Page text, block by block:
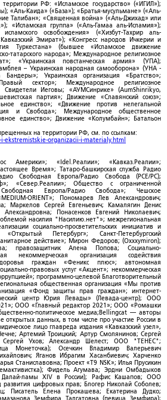
РФ: «Исламское государство» («ИГИЛ»);
«Аль-Каида» («База»); «Братья-мусульмане» («Аль-
Талибан»; «Священная война» («Аль-Джихад» или
«Исламская группа» («Аль-Гамаа аль-Исламия»);
освобождения» («Хизбут-Тахрир аль-
Эмират»); «Конгресс народов Ичкерии и
Туркестана» (бывшее «Исламское движение
татарского народа»; Международное религиозное
«Украинская повстанческая армия» (УПА);
– Украинская народная самооборона» (УНА -
Украинская организация «Братство»;
сектор»; Международное религиозное
Иеговы; «АУМСинрике» (AumShinrikyo,
партия»; Движение «Славянский союз»;
единство»; «Движение против нелегальной
и Свобода»; Международное общественное
единство»; Движение «Колумбайн»; Батальон
на территории РФ, см. по ссылкам:
ekstremistskie-organizacii-i-materialy.html
Америки»; «Idel.Реалии»; «Кавказ.Реалии»;
Время»; Татаро-башкирская служба Радио
Свободная Европа/Радио Свобода (PCE/PC);
«Север.Реалии»; Общество с ограниченной
Европа/Радио Свобода»; Чешское
ORIENT»; Пономарев Лев Александрович;
Маркелов Сергей Евгеньевич; Камалягин Денис
Александровна; Понасенков Евгений Николаевич;
насилия "Насилию.нет"»; межрегиональная
социально-просветительских инициатив и
Петербург»; Санкт-Петербургский
действие»; Мирон Федоров; (Oxxxymiron);
правозащитник Алена Попова; Социально-
некоммерческая организация содействия
граждан «Феникс плюс»; автономная
правовых услуг «Акцент»; некоммерческая
программно-целевой Благотворительный
общественная организация «Мы против
«Фонд защиты прав граждан»; интернет-
центр Юрия Левады» (Левада-центр); ООО
ООО «Главный редактор 2021»; ООО «Ромашки
политическое медиа;Bellingcat — авторы
открытых данных, в том числе про участие России в
лицо главреда издания «Кавказский узел»,
Артемий Троицкий; Артур Смолянинов; Сергей
Сергей Ухов; Александр Шелест; ООО "ТЕНЕС";
Монеточка); Осечкин Владимир Валерьевич
Яганов Ибрагим Хасанбиевич; Харченко
Станиславовна; Проект «T9 NSK»; Илья Прусикин
Фидель Агумава; Эрдни Омбадыков
Далай-ламы XIV в России); Рафис Кашапов; ООО
цифровых прав; Блогер Николай Соболев;
Писатель Елена Прокашева; Екатерина Дудко;